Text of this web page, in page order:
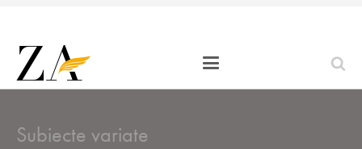
Subiecte variate